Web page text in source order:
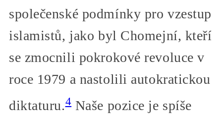
společenské podmínky pro vzestup
islamistů, jako byl Chomejní, kteří
se zmocnili pokrokové revoluce v
roce 1979 a nastolili autokratickou
diktaturu.4Naše pozice je spíše